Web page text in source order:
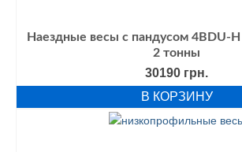
Наездные весы с пандусом 4BDU-
2 тонны
30190 грн.
В КОРЗИНУ